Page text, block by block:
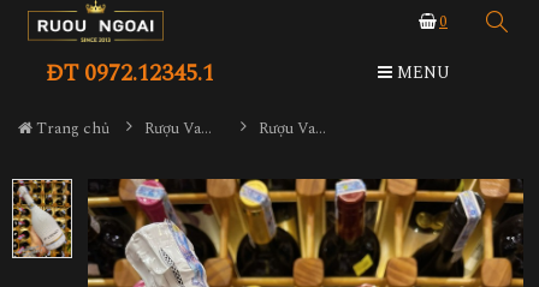
0
ĐT 0972.12345.1 MENU
Trang chủ Rượu Vang Rượu Vang Nổ JP.Chenet Ice Edition Trắng